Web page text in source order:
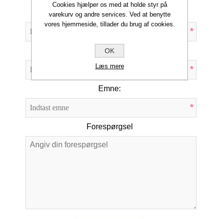
Dit navn
*
Din e-mail
*
Emne:
*
Forespørgsel
Cookies hjælper os med at holde styr på
varekurv og andre services. Ved at benytte
vores hjemmeside, tillader du brug af cookies.
OK
Læs mere